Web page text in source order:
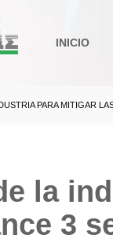
Main
INICIO
PARA MITIGAR
la
3